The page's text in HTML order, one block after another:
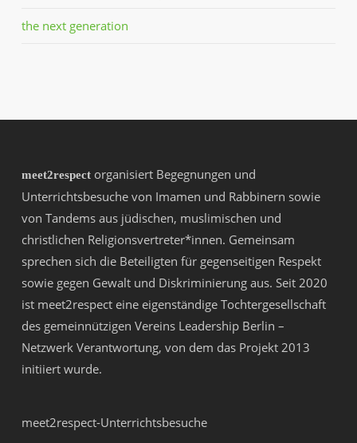
the next generation
meet2respectorganisiert Begegnungen und
Unterrichtsbesuche von Imamen und Rabbinern sowie
von Tandems aus jüdischen, muslimischen und
christlichen Religionsvertreter*innen. Gemeinsam
sprechen sich die Beteiligten für gegenseitigen Respekt
sowie gegen Gewalt und Diskriminierung aus. Seit 2020
ist meet2respect eine eigenständige Tochtergesellschaft
des gemeinnützigen Vereins Leadership Berlin –
Netzwerk Verantwortung, von dem das Projekt 2013
initiiert wurde.
meet2respect-Unterrichtsbesuche